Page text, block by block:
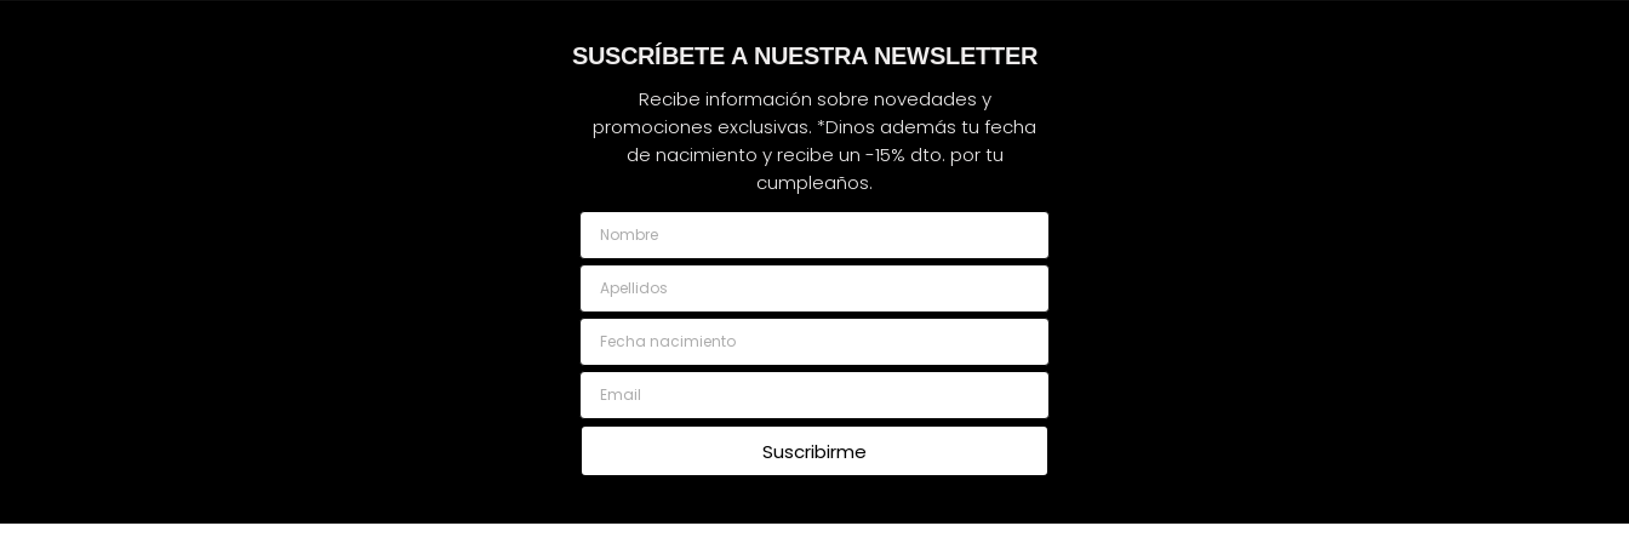
SUSCRÍBETE A NUESTRA NEWSLETTER
Recibe información sobre novedades y
promociones exclusivas. *Dinos además tu fecha
de nacimiento y recibe un -15% dto. por tu
cumpleaños.
Nombre
Apellidos
Fecha nacimiento
Email
Suscribirme